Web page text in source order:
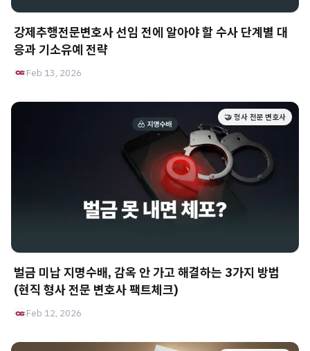
강제추행전문변호사 선임 전에 알아야 할 수사 단계별 대
응과 기소유예 전략
Feb 13, 2026
🤝 형사 전문 변호사
벌금 미납 지명수배, 감옥 안 가고 해결하는 3가지 방법
(현직 형사 전문 변호사 팩트체크)
Feb 12, 2026